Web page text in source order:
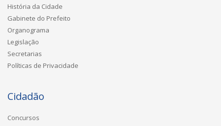
História da Cidade
Gabinete do Prefeito
Organograma
Legislação
Secretarias
Políticas de Privacidade
Cidadão
Concursos